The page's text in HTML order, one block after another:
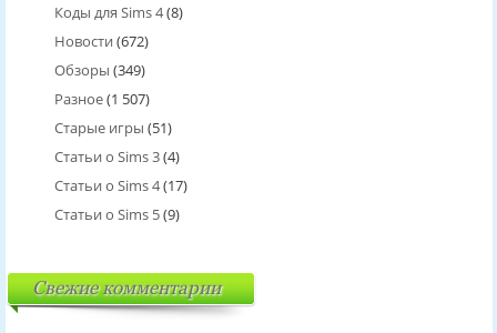
Коды для Sims 4(8)
Новости (672)
Обзоры (349)
Разное(1 507)
Старые игры (51)
Статьи о Sims 3(4)
Статьи о Sims 4(17)
Статьи о Sims 5(9)
Свежие комментарии